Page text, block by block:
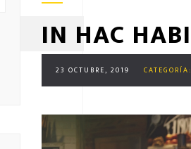
IN HAC
23 OCTUBRE, 2019 CATEGORÍA: